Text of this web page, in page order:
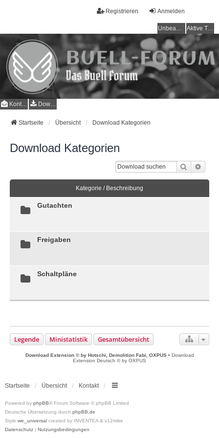
Anmelden
Registrieren
Unbeantwortete Themen Aktive Themen
Kontakt Downloads
Startseite Übersicht Download Kategorien
Download Kategorien
Suche
Kategorie / Beschreibung
Gutachten
Freigaben
Schaltpläne
Legende Ministatistik Gesamtübersicht
Download Extension © by Hotschi, Demolition Fabi, OXPUS• Download
Extension Deutsch © by OXPUS
Startseite Übersicht Kontakt
Powered by phpBB® Forum Software © phpBB Limited
Deutsche Übersetzung durch phpBB.de
Style we_universal created by INVENTEA & v12mike
Datenschutz | Nutzungsbedingungen